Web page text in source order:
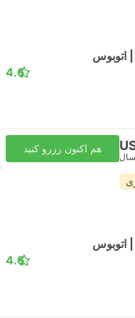
| اتوبوس
4.6
هم اکنون رزرو کنید
| اتوبوس
4.6